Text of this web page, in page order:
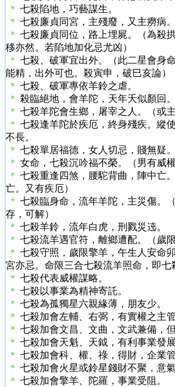
＊ 七殺陷地，巧藝謀生。
＊ 七殺廉貞同宮，主殘廢，又主癆病。
＊ 七殺廉貞同位，路上埋屍。（為殺
移亦然。若陷地加化忌尤凶）
＊ 七殺、破軍宜出外。（此二星會身
能精，出外可也。殺寅申，破巳亥論）
＊ 七殺、破軍專依羊鈴之虐。
＊ 殺臨絕地，會羊陀，天年夭似顏回。
＊ 七殺羊陀會生鄉，屠宰之人。（或主
＊ 七殺逢羊陀於疾厄，終身殘疾。縱
不長。
＊ 七殺單居福德，女人切忌，賤無疑。
＊ 女命，七殺沉吟福不榮。（男有威
＊ 七殺重逢四煞，腰駝背曲，陣中亡
亡。又有疾厄）
＊ 七殺臨身命，流年羊陀，主災傷。
存，可解）
＊ 七殺羊鈴，流年白虎，刑戮災迍。
＊ 七殺流羊遇官符，離鄉遭配。（歲限
＊ 七殺守照，歲限擎羊，午生人安命
宮亦忌。命限三合七殺流羊照命，即七
＊ 七殺代表威權謀略。
＊ 七殺以事業為精神寄託。
＊ 七殺為孤獨星六親緣薄，朋友少。
＊ 七殺加會左輔、右弼，有實權之主
＊ 七殺加會文昌、文曲，文武兼備，
＊ 七殺加會天魁、天鉞，有利事業發展
＊ 七殺加會科、權、祿，得財，企業管
＊ 七殺加會火星或鈴星錢財不聚，意氣
＊ 七殺加會擎羊、陀羅，事業受阻。